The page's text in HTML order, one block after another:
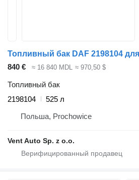
840 € ≈ 16 840 MDL ≈ 970,50 $
Топливный бак
2198104
525 л
Польша, Prochowice
Vent Auto Sp. z o.o.